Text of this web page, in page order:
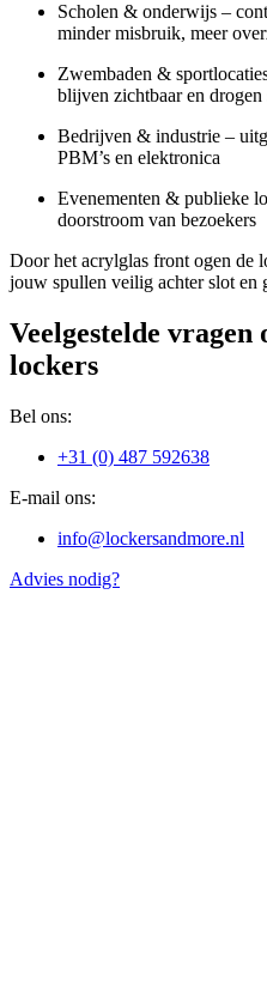
Scholen & onderwijs –
minder misbruik, meer
Zwembaden &
blijven zichtbaar en drogen
Bedrijven & industrie –
PBM’s en elektronica
Evenementen & publieke
doorstroom van bezoekers
Door het acrylglas front ogen de
jouw spullen veilig achter slot en
Veelgestelde
lockers
Bel ons:
+31 (0) 487 592638
E-mail ons:
info@lockersandmore.nl
Advies nodig?